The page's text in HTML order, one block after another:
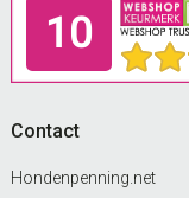
Contact
Hondenpenning.net